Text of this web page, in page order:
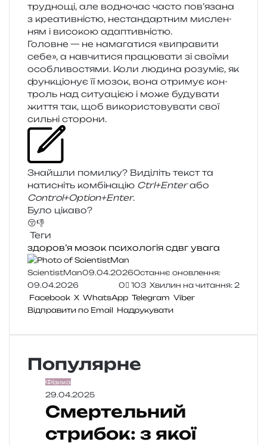
тру­дно­щі, але водно­час часто пов’язана
з кре­а­тив­ні­стю, нестан­дар­тним мисле­н­
ням і висо­кою адаптивністю.
Головне — не нама­га­ти­ся «випра­ви­ти
себе», а навчи­ти­ся пра­цю­ва­ти зі сво­ї­ми
осо­бли­во­стя­ми. Коли люди­на розу­міє, як
фун­кціо­нує її мозок, вона отри­мує кон­
троль над ситу­а­ці­єю і може буду­ва­ти
життя так, щоб вико­ри­сто­ву­ва­ти свої
силь­ні сторони.
Знайшли помил­ку? Виділіть текст та
нати­сніть ком­бі­на­цію Ctrl+Enterабо
Control+Option+Enter.
Було цікаво?
😚👎
Теги
здоров’я мозок психологія сдвг увага
ScientistMan09.04.2026Останнє оновлення:
09.04.2026
0 103 Хвилин на читання: 2
Facebook X WhatsApp Telegram Viber
Відправити по Email Надрукувати
Популярне
Фізика
29.04.2025
Смертельний
стрибок: з якої